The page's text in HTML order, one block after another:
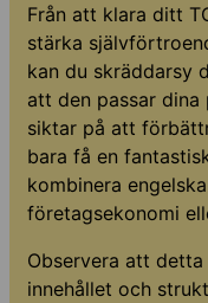
Från att klara ditt
stärka
kan du skräddarsy
att den passar
siktar på att
bara få en
kombinera
företagsekonomi
Observera att
innehållet och